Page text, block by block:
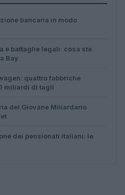
bancaria in modo
e battaglie legali: cosa sta
Bay
quattro fabbriche
miliardi di tagli
del Giovane Miliardario
dei pensionati italiani: le